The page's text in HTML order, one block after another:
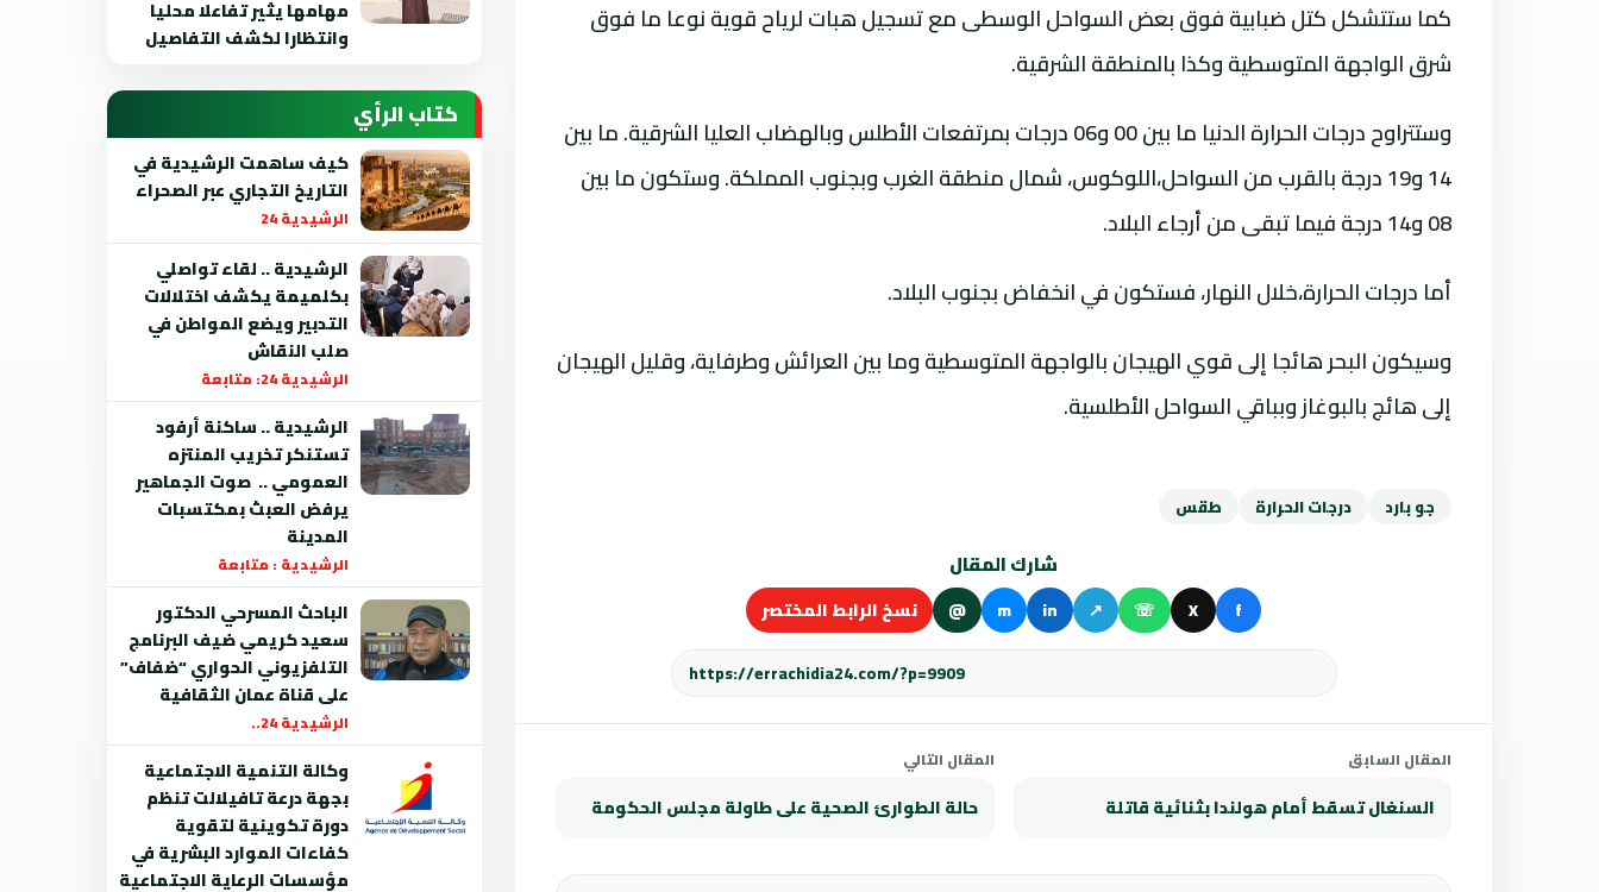
كما ستتشكل كتل ضبابية فوق بعض السواحل الوسطى مع تسجيل هبات لرياح قوية نوعا ما فوق
شرق الواجهة المتوسطية وكذا بالمنطقة الشرقية.
وستتراوح درجات الحرارة الدنيا ما بين 00 و06 درجات بمرتفعات الأطلس وبالهضاب العليا الشرقية. ما بين
14 و19 درجة بالقرب من السواحل،اللوكوس، شمال منطقة الغرب وبجنوب المملكة. وستكون ما بين
08 و14 درجة فيما تبقى من أرجاء البلاد.
أما درجات الحرارة،خلال النهار، فستكون في انخفاض بجنوب البلاد.
وسيكون البحر هائجا إلى قوي الهيجان بالواجهة المتوسطية وما بين العرائش وطرفاية، وقليل الهيجان
إلى هائج بالبوغاز وبباقي السواحل الأطلسية.
جو بارد درجات الحرارة طقس
شارك المقال
f
X
☏
↗
in
m
@ نسخ الرابط المختصر
المقال السابق
السنغال تسقط أمام هولندا بثنائية قاتلة
المقال التالي
حالة الطوارئ الصحية على طاولة مجلس الحكومة
مهامها يثير تفاعلا محليا
وانتظارا لكشف التفاصيل
كتاب الرأي
كيف ساهمت الرشيدية في
التاريخ التجاري عبر الصحراء
الرشيدية 24
الرشيدية .. لقاء تواصلي
بكلميمة يكشف اختلالات
التدبير ويضع المواطن في
صلب النقاش
الرشيدية 24: متابعة
الرشيدية .. ساكنة أرفود
تستنكر تخريب المنتزه
العمومي .. صوت الجماهير
يرفض العبث بمكتسبات
المدينة
الرشيدية : متابعة
الباحث المسرحي الدكتور
سعيد كريمي ضيف البرنامج
التلفزيوني الحواري “ضفاف”
على قناة عمان الثقافية
الرشيدية 24..
وكالة التنمية الاجتماعية
بجهة درعة تافيلالت تنظم
دورة تكوينية لتقوية
كفاءات الموارد البشرية في
مؤسسات الرعاية الاجتماعية